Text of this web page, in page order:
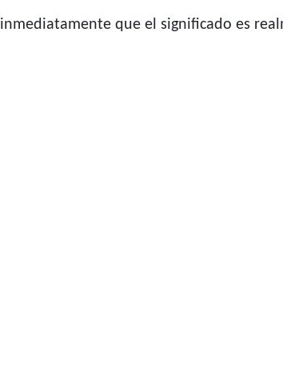
que el significado es